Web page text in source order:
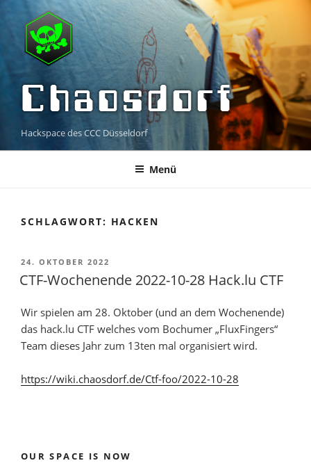
Inhalt
springen
Chaosdorf
Hackspace des CCC Düsseldorf
Menü
SCHLAGWORT: HACKEN
VERÖFFENTLICHT
AM
24. OKTOBER 2022
CTF-Wochenende 2022-10-28 Hack.lu CTF
Wir spielen am 28. Oktober (und an dem Wochenende)
das hack.lu CTF welches vom Bochumer „FluxFingers“
Team dieses Jahr zum 13ten mal organisiert wird.
https://wiki.chaosdorf.de/Ctf-foo/2022-10-28
OUR SPACE IS NOW